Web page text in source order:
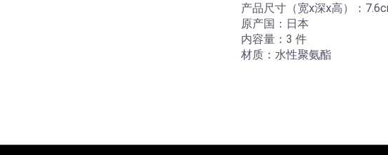
产品尺寸（宽x深x高）：
原产国：日本
内容量：3 件
材质：水性聚氨酯